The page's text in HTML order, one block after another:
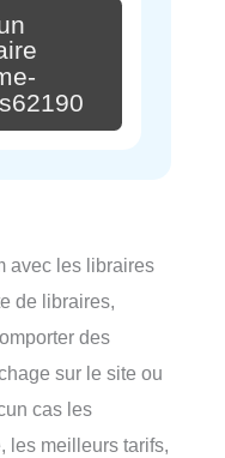
avec les libraires
de libraires,
des
sur le site ou
cas les
les meilleurs tarifs,